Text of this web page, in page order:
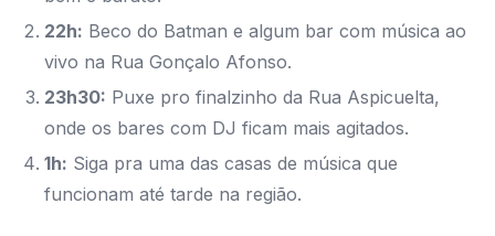
22h: Beco do Batman e algum bar com música ao
vivo na Rua Gonçalo Afonso.
23h30: Puxe pro finalzinho da Rua Aspicuelta,
onde os bares com DJ ficam mais agitados.
1h: Siga pra uma das casas de música que
funcionam até tarde na região.